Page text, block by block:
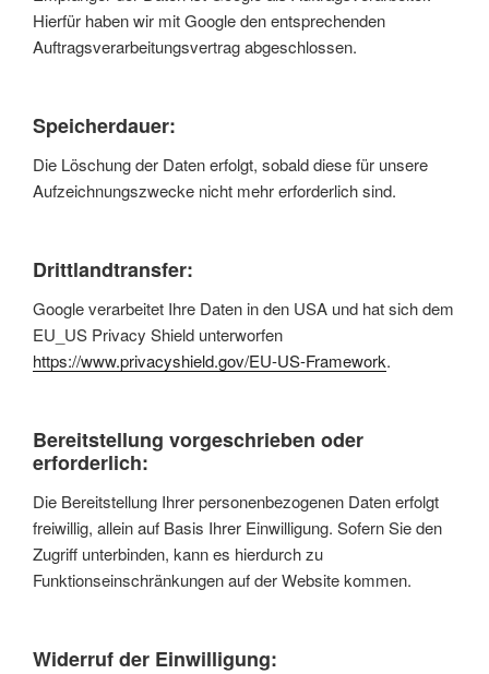
Hierfür haben wir mit Google den entsprechenden
Auftragsverarbeitungsvertrag abgeschlossen.
Speicherdauer:
Die Löschung der Daten erfolgt, sobald diese für unsere
Aufzeichnungszwecke nicht mehr erforderlich sind.
Drittlandtransfer:
Google verarbeitet Ihre Daten in den USA und hat sich dem
EU_US Privacy Shield unterworfen
https://www.privacyshield.gov/EU-US-Framework.
Bereitstellung vorgeschrieben oder
erforderlich:
Die Bereitstellung Ihrer personenbezogenen Daten erfolgt
freiwillig, allein auf Basis Ihrer Einwilligung. Sofern Sie den
Zugriff unterbinden, kann es hierdurch zu
Funktionseinschränkungen auf der Website kommen.
Widerruf der Einwilligung: